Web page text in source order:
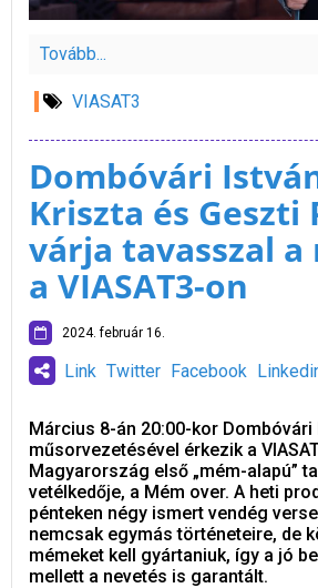
Tovább...
VIASAT3
Dombóvári
Kriszta és Geszti
várja tavasszal a
a VIASAT3-on
2024. február 16.
Link Twitter Facebook
Március 8-án 20:00-kor Dombóvári
műsorvezetésével érkezik a
Magyarország első „mém-alapú”
vetélkedője, a Mém over. A heti
pénteken négy ismert vendég
nemcsak egymás történeteire, de
mémeket kell gyártaniuk, így a jó
mellett a nevetés is garantált.